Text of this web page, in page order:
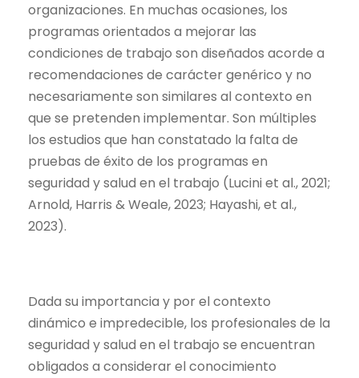
organizaciones. En muchas ocasiones, los
programas orientados a mejorar las
condiciones de trabajo son diseñados acorde a
recomendaciones de carácter genérico y no
necesariamente son similares al contexto en
que se pretenden implementar. Son múltiples
los estudios que han constatado la falta de
pruebas de éxito de los programas en
seguridad y salud en el trabajo (Lucini et al., 2021;
Arnold, Harris & Weale, 2023; Hayashi, et al.,
2023).
Dada su importancia y por el contexto
dinámico e impredecible, los profesionales de la
seguridad y salud en el trabajo se encuentran
obligados a considerar el conocimiento